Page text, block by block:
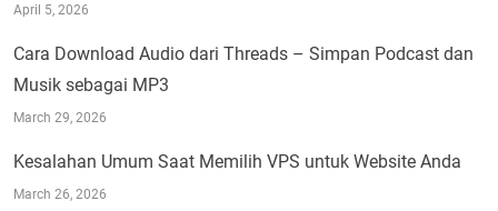
April 5, 2026
Cara Download Audio dari Threads – Simpan Podcast dan
Musik sebagai MP3
March 29, 2026
Kesalahan Umum Saat Memilih VPS untuk Website Anda
March 26, 2026